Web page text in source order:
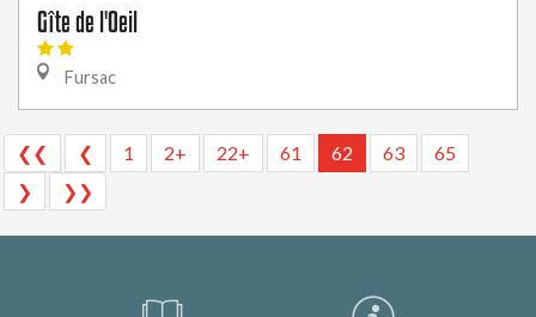
Gîte de l'Oeil
Fursac
❮❮ ❮ 1 2+ 22+ 61 62 63
65
❯
❯❯